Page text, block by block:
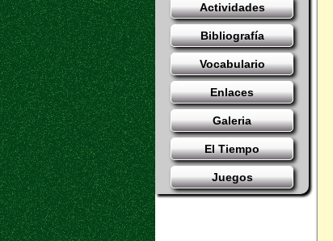
Actividades
Bibliografía
Vocabulario
Enlaces
Galeria
El Tiempo
Juegos